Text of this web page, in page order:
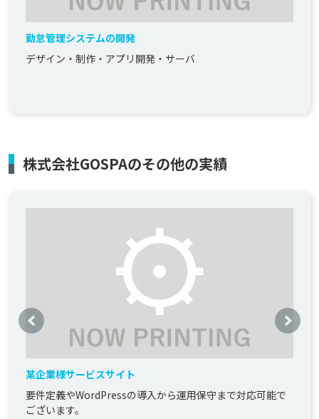
勤怠管理システムの開発
デザイン・制作・アプリ開発・サーバ
株式会社GOSPAのその他の実績
某企業様サービスサイト
要件定義やWordPressの導入から運用保守まで対応可能で
ございます。